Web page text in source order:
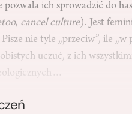
ich sprowadzić do
, cancel culture). Jest
nie tyle „przeciw”, ile
uczuć, z ich